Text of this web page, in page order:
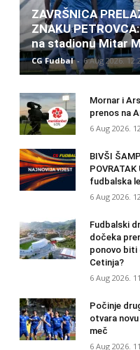
ZAVRŠNICA
ZNAKU
na stadionu Mitar
CG Fudbal - 6 Aug 2026.
Mornar i
prenos na
6 Aug 2026.
BIVŠI
fudbalska
6 Aug 2026.
Fudbalski
dočeka
ponovo biti
Cetinja?
6 Aug 2026.
Počinje
otvara
meč
6 Aug 2026.